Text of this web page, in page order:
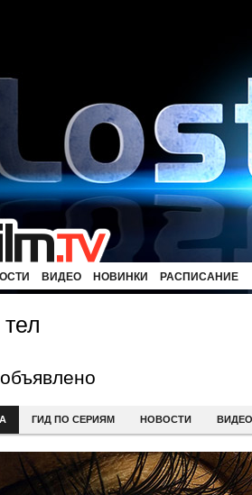
ВИДЕО НОВИНКИ РАСПИСАНИЕ
ГИД ПО СЕРИЯМ НОВОСТИ ВИДЕО